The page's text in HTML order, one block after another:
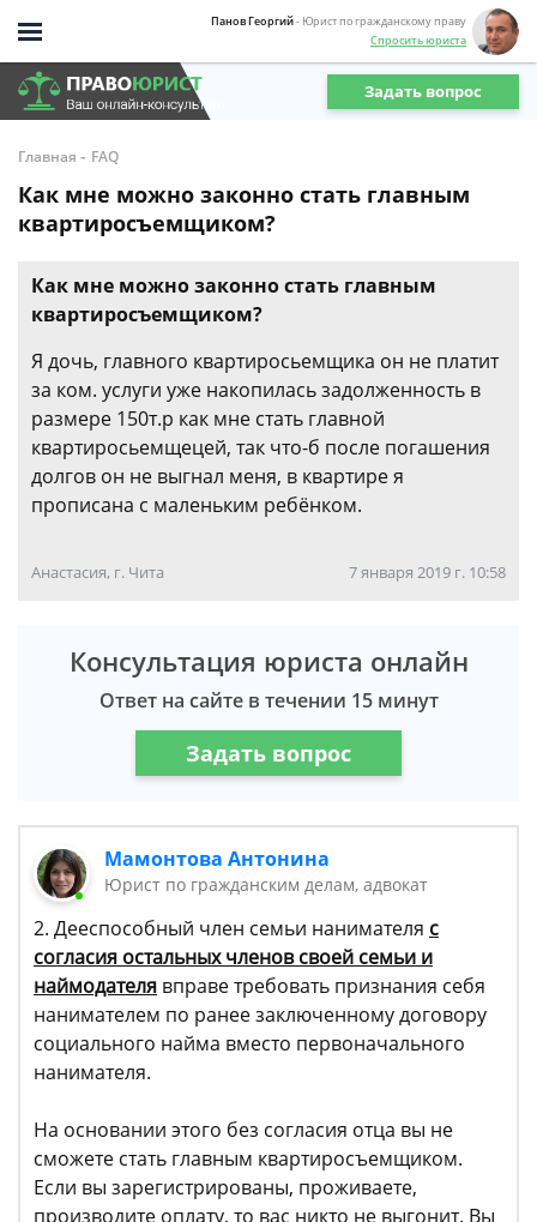
Панов Георгий- Юрист по гражданскому праву
Спросить юриста
Задать вопрос
Главная - FAQ
Как мне можно законно стать главным
квартиросъемщиком?
Как мне можно законно стать главным
квартиросъемщиком?
Я дочь, главного квартиросьемщика он не платит
за ком. услуги уже накопилась задолженность в
размере 150т.р как мне стать главной
квартиросьемщецей, так что-б после погашения
долгов он не выгнал меня, в квартире я
прописана с маленьким ребёнком.
Анастасия, г. Чита 7 января 2019 г. 10:58
Консультация юриста онлайн
Ответ на сайте в течении 15 минут
Задать вопрос
Мамонтова Антонина
Юрист по гражданским делам, адвокат
2. Дееспособный член семьи нанимателя с
согласия остальных членов своей семьи и
наймодателя вправе требовать признания себя
нанимателем по ранее заключенному договору
социального найма вместо первоначального
нанимателя.
На основании этого без согласия отца вы не
сможете стать главным квартиросъемщиком.
Если вы зарегистрированы, проживаете,
производите оплату, то вас никто не выгонит. Вы